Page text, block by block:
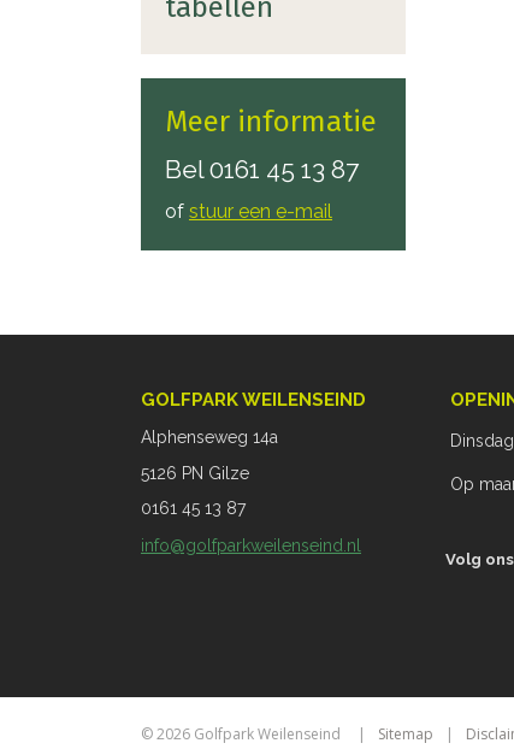
tabellen
Meer informatie
Bel0161 45 13 87
of stuur een e-mail
GOLFPARK WEILENSEIND
Alphenseweg 14a
5126 PN Gilze
0161 45 13 87
info@golfparkweilenseind.nl
Op
Volg
© 2026 Golfpark Weilenseind Sitemap